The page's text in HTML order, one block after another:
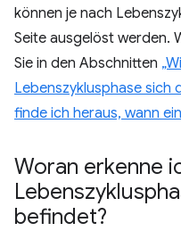
können je nach
Seite ausgelöst werden.
Sie in den Abschnitten
Lebenszyklusphase sich
finde ich heraus, wann
Woran erkenne
befindet?